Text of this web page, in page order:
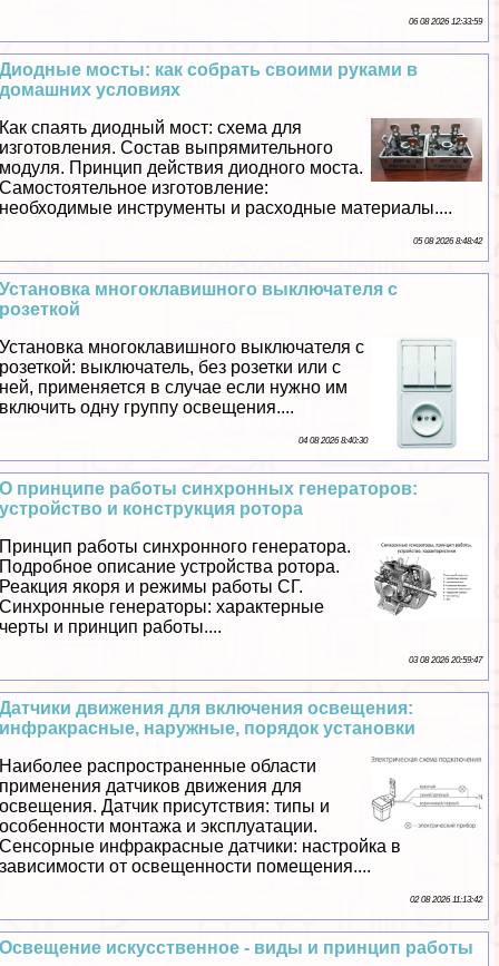
06 08 2026 12:33:59
Диодные мосты: как собрать своими руками в
домашних условиях
Как спаять диодный мост: схема для
изготовления. Состав выпрямительного
модуля. Принцип действия диодного моста.
Самостоятельное изготовление:
необходимые инструменты и расходные материалы....
05 08 2026 8:48:42
Установка многоклавишного выключателя с
розеткой
Установка многоклавишного выключателя с
розеткой: выключатель, без розетки или с
ней, применяется в случае если нужно им
включить одну группу освещения....
04 08 2026 8:40:30
О принципе работы синхронных генераторов:
устройство и конструкция ротора
Принцип работы синхронного генератора.
Подробное описание устройства ротора.
Реакция якоря и режимы работы СГ.
Синхронные генераторы: хаpaктерные
черты и принцип работы....
03 08 2026 20:59:47
Датчики движения для включения освещения:
инфpaкрасные, наружные, порядок установки
Наиболее распространенные области
применения датчиков движения для
освещения. Датчик присутствия: типы и
особенности монтажа и эксплуатации.
Сенсорные инфpaкрасные датчики: настройка в
зависимости от освещенности помещения....
02 08 2026 11:13:42
Освещение искусственное - виды и принцип работы